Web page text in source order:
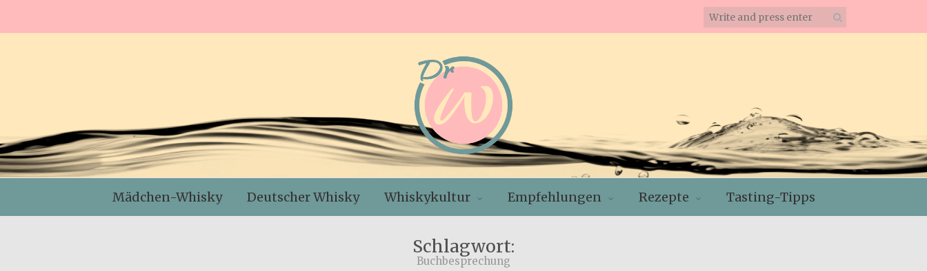
Mädchen-Whisky Deutscher Whisky Whiskykultur Empfehlungen Rezepte Tasting-Tipps
Schlagwort:
Buchbesprechung